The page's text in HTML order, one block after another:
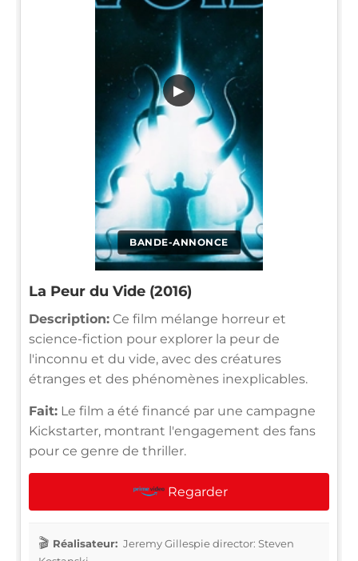
BANDE-ANNONCE
▶
La Peur du Vide (2016)
Description: Ce film mélange horreur et
science-fiction pour explorer la peur de
l'inconnu et du vide, avec des créatures
étranges et des phénomènes inexplicables.
Fait: Le film a été financé par une campagne
Kickstarter, montrant l'engagement des fans
pour ce genre de thriller.
Regarder
Réalisateur: Jeremy Gillespie director: Steven